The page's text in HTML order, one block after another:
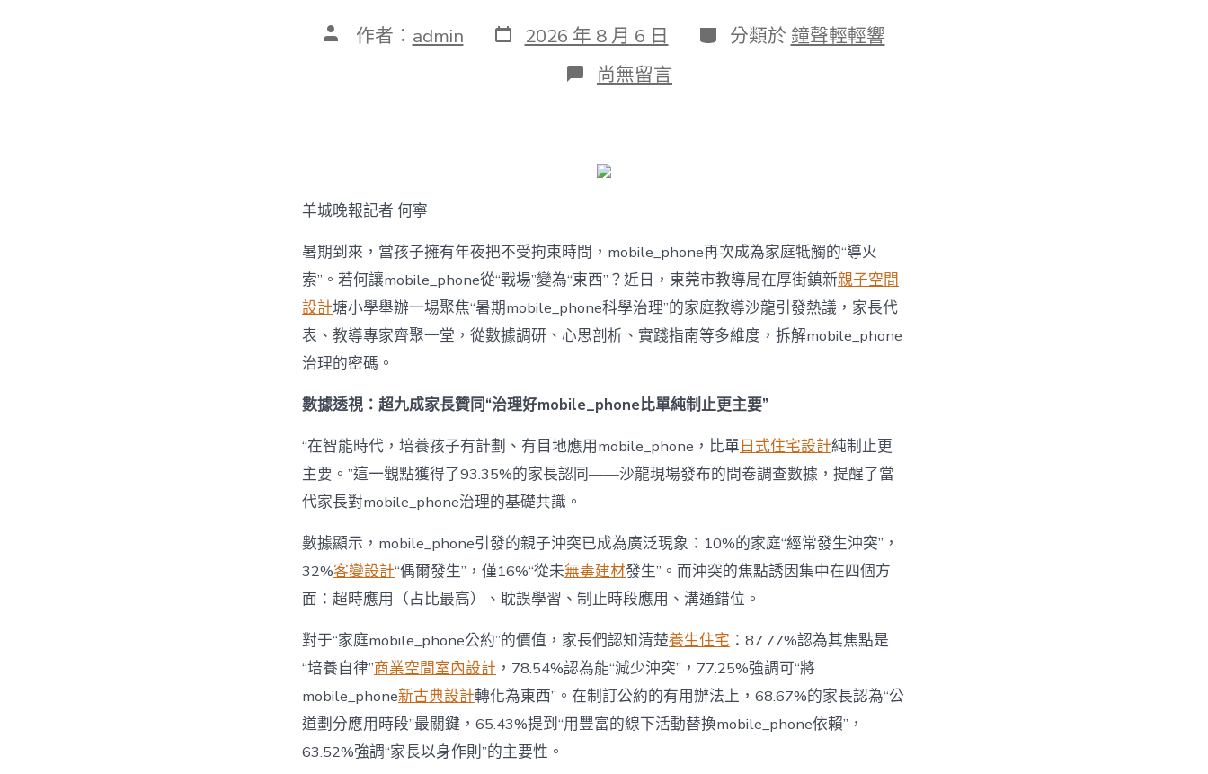
文 作者： admin 發
表
2026 年 8 月 6 日 分
類
分類於 鐘聲輕輕響
在
〈若
暑
期
難
題？
讓
mobilJIUYI
俱
意
設
計
成
為
“成
西”，
而
非
“家
庭
戰
場”〉
中
尚無留言
羊城晚報記者 何寧
暑期到來，當孩子擁有年夜把不受拘束時間，mobile_phone再次成為家庭牴觸的“導火
索”。若何讓mobile_phone從“戰場”變為“東西”？近日，東莞市教導局在厚街鎮新親子空間
設計塘小學舉辦一場聚焦“暑期mobile_phone科學治理”的家庭教導沙龍引發熱議，家長代
表、教導專家齊聚一堂，從數據調研、心思剖析、實踐指南等多維度，拆解mobile_phone
治理的密碼。
數據透視：超九成家長贊同“治理好mobile_phone比單純制止更主要”
“在智能時代，培養孩子有計劃、有目地應用mobile_phone，比單日式住宅設計純制止更
主要。”這一觀點獲得了93.35%的家長認同——沙龍現場發布的問卷調查數據，提醒了當
代家長對mobile_phone治理的基礎共識。
數據顯示，mobile_phone引發的親子沖突已成為廣泛現象：10%的家庭“經常發生沖突”，
32%客變設計“偶爾發生”，僅16%“從未無毒建材發生”。而沖突的焦點誘因集中在四個方
面：超時應用（占比最高）、耽誤學習、制止時段應用、溝通錯位。
對于“家庭mobile_phone公約”的價值，家長們認知清楚養生住宅 ：87.77%認為其焦點是
“培養自律”商業空間室內設計 ，78.54%認為能“減少沖突”，77.25%強調可“將
mobile_phone新古典設計轉化為東西”。在制訂公約的有用辦法上，68.67%的家長認為“公
道劃分應用時段”最關鍵，65.43%提到“用豐富的線下活動替換mobile_phone依賴”，
63.52%強調“家長以身作則”的主要性。